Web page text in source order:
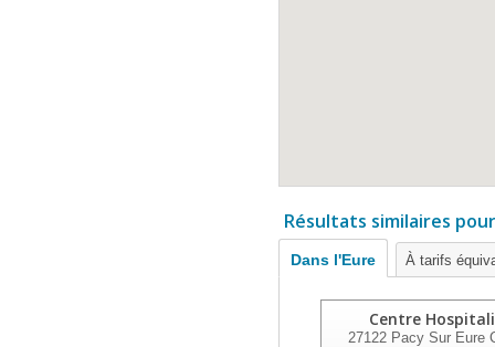
Résultats similaires
Dans l'Eure À tarifs
Centre
27122 Pacy Sur Eure